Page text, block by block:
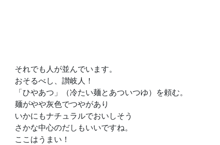
それでも人が並んでいます。
おそるべし、讃岐人！
「ひやあつ」（冷たい麺とあついつゆ）を頼む。
麺がやや灰色でつやがあり
いかにもナチュラルでおいしそう
さかな中心のだしもいいですね。
ここはうまい！